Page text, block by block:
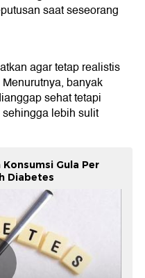
saat seseorang
agar tetap realistis
banyak
sehat tetapi
lebih sulit
Gula Per
Diabetes